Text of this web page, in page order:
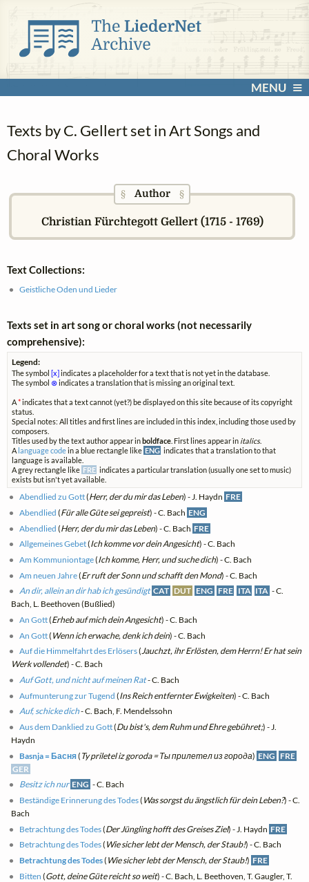
MENU
Texts by C. Gellert set in Art Songs and
Choral Works
§ Author§
Christian Fürchtegott Gellert (1715 - 1769)
Text Collections:
Geistliche Oden und Lieder
Texts set in art song or choral works (not necessarily
comprehensive):
Legend:
The symbol[x]indicates a placeholder for a text that is not yet in the database.
The symbol ⊗indicates a translation that is missing an original text.
A*indicates that a text cannot (yet?) be displayed on this site because of its copyright
status.
Special notes: All titles and first lines are included in this index, including those used by
composers.
Titles used by the text author appear inboldface . First lines appear in italics.
A language codein a blue rectangle like ENG indicates that a translation to that
language is available.
A grey rectangle like FRE indicates a particular translation (usually one set to music)
exists but isn't yet available.
Abendlied zu Gott(Herr, der du mir das Leben) - J. Haydn FRE
Abendlied (Für alle Güte sei gepreist) - C. Bach ENG
Abendlied (Herr, der du mir das Leben) - C. Bach FRE
Allgemeines Gebet(Ich komme vor dein Angesicht) - C. Bach
Am Kommuniontage(Ich komme, Herr, und suche dich) - C. Bach
Am neuen Jahre(Er ruft der Sonn und schafft den Mond) - C. Bach
An dir, allein an dir hab ich gesündigt CAT DUT ENG FRE ITA ITA - C.
Bach, L. Beethoven (Bußlied)
An Gott(Erheb auf mich dein Angesicht) - C. Bach
An Gott( Wenn ich erwache, denk ich dein) - C. Bach
Auf die Himmelfahrt des Erlösers(Jauchzt, ihr Erlösten, dem Herrn! Er hat sein
Werk vollendet) - C. Bach
Auf Gott, und nicht auf meinen Rat- C. Bach
Aufmunterung zur Tugend (Ins Reich entfernter Ewigkeiten) - C. Bach
Auf, schicke dich- C. Bach, F. Mendelssohn
Aus dem Danklied zu Gott(Du bist's, dem Ruhm und Ehre gebühret;) - J.
Haydn
Basnja = Басня( Ty priletel iz goroda = Ты прилетел из города) ENG FRE
GER
Besitz ich nur ENG - C. Bach
Beständige Erinnerung des Todes( Was sorgst du ängstlich für dein Leben?) - C.
Bach
Betrachtung des Todes(Der Jüngling hofft des Greises Ziel) - J. Haydn FRE
Betrachtung des Todes( Wie sicher lebt der Mensch, der Staub!) - C. Bach
Betrachtung des Todes( Wie sicher lebt der Mensch, der Staub!) FRE
Bitten (Gott, deine Güte reicht so weit) - C. Bach, L. Beethoven, T. Gaugler, T.